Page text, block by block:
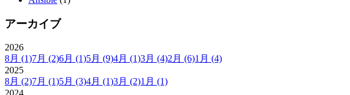
アーカイブ
2026
8月 (1)7月 (2)6月 (1)5月 (9)4月 (1)3月 (4)2月 (6)1月 (4)
2025
8月 (2)7月 (1)5月 (3)4月 (1)3月 (2)1月 (1)